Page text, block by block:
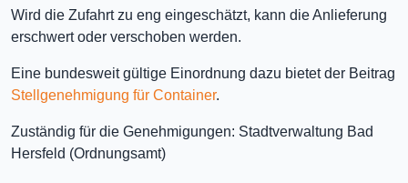
Wird die Zufahrt zu eng eingeschätzt, kann die Anlieferung
erschwert oder verschoben werden.
Eine bundesweit gültige Einordnung dazu bietet der Beitrag
Stellgenehmigung für Container.
Zuständig für die Genehmigungen: Stadtverwaltung Bad
Hersfeld (Ordnungsamt)